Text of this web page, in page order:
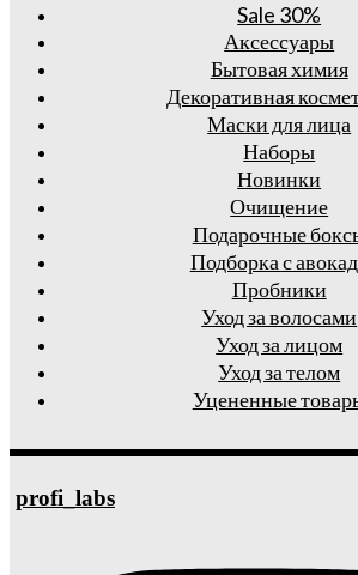
Sale 30%
Аксессуары
Бытовая химия
Декоративная
Маски для лица
Наборы
Новинки
Очищение
Подарочные
Подборка с
Пробники
Уход за волосами
Уход за лицом
Уход за телом
Уцененные
profi_labs